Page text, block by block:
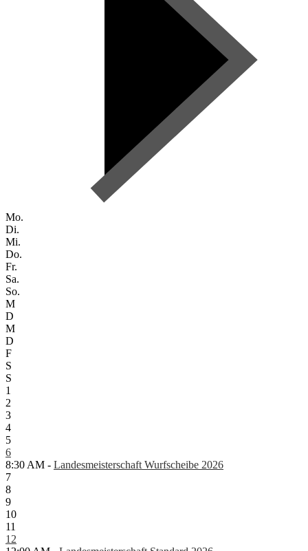
Mo.
Di.
Mi.
Do.
Fr.
Sa.
So.
M
D
M
D
F
S
S
1
2
3
4
5
6
8:30 AM - Landesmeisterschaft Wurfscheibe 2026
7
8
9
10
11
12